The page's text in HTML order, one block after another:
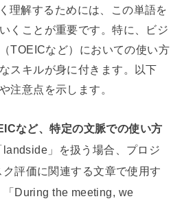
理解するためには、この単語を
くことが重要です。特に、ビジ
TOEICなど）においての使い方
スキルが身に付きます。以下
注意点を示します。
など、特定の文脈での使い方
landside」を扱う場合、プロジ
評価に関連する文章で使用す
「During the meeting, we